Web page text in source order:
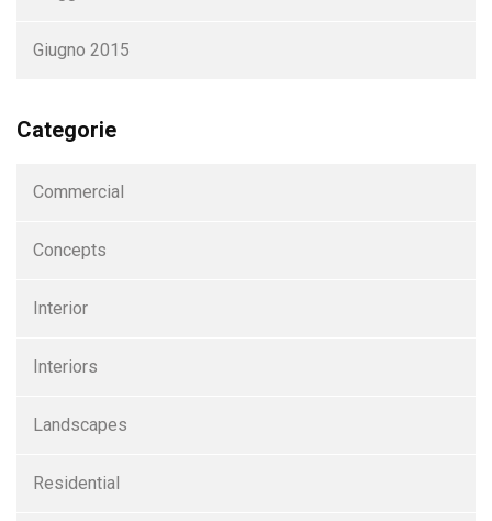
Giugno 2015
Categorie
Commercial
Concepts
Interior
Interiors
Landscapes
Residential